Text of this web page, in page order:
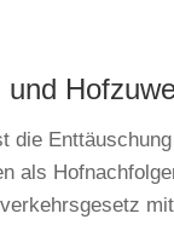
die
als